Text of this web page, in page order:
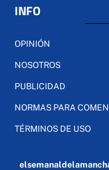
INFO
OPINIÓN
NOSOTROS
PUBLICIDAD
NORMAS PARA
TÉRMINOS DE USO